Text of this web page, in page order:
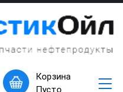
×
Корзина
Пусто